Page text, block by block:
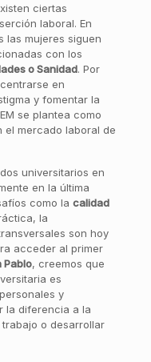
ciertas
laboral. En
las mujeres siguen
con los
o Sanidad. Por
en
y fomentar la
se plantea como
el mercado laboral de
universitarios en
en la última
como la calidad
la
son hoy
acceder al primer
Pablo, creemos que
es
y
la diferencia a la
o desarrollar